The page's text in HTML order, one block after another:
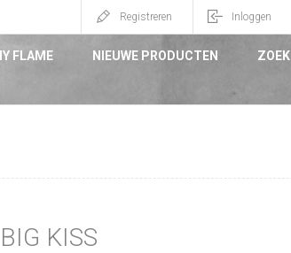
Registreren Inloggen
FLAME NIEUWE PRODUCTEN
ZOEK
KISS